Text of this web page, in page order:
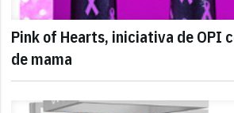
Pink of Hearts, iniciativa de OPI
de mama